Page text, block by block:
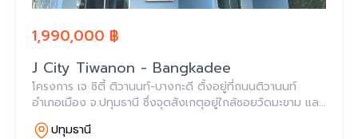
1,990,000 ฿
J City Tiwanon - Bangkadee
โครงการ เจ ซิตี้ ติวานนท์-บางกะดี ตั้งอยู่ที่ถนนติวานนท์
อำเภอเมือง จ.ปทุมธานี ซึ่งจุดสังเกตุอยู่ใกล้ซอยวัดมะขาม และ
สามแยกบ้านกลาง
ปทุมธานี